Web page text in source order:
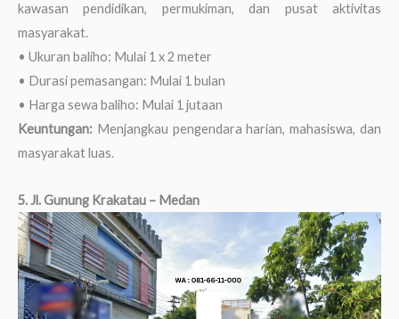
kawasan pendidikan, permukiman, dan pusat aktivitas
masyarakat.
• Ukuran baliho: Mulai 1 x 2 meter
• Durasi pemasangan: Mulai 1 bulan
• Harga sewa baliho: Mulai 1 jutaan
Keuntungan: Menjangkau pengendara harian, mahasiswa, dan
masyarakat luas.
5. Jl. Gunung Krakatau – Medan